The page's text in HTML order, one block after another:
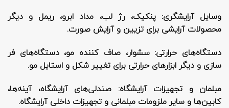
وسایل آرایشگری: پنکیک، رژ لب، مداد ابرو، ریمل و دیگر
محصولات آرایشی برای تزیین و آرایش صورت.
دستگاه‌های حرارتی: سشوار، صاف کننده مو، دستگاه‌های فر
سازی و دیگر ابزارهای حرارتی برای تغییر شکل و استایل مو.
مبلمان و تجهیزات آرایشگاه: صندلی‌های آرایشگاه، آینه‌ها،
کابین‌ها و سایر ملزومات مبلمانی و تجهیزات داخلی آرایشگاه.